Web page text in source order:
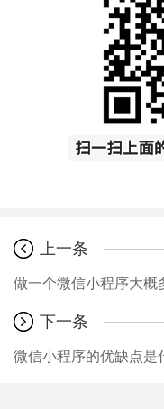
上一条
做一个微信小程序大概
下一条
微信小程序的优缺点是